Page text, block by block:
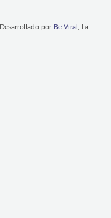
por Be Viral , La